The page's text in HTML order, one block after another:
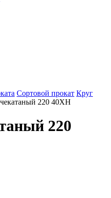
Сортовой прокат Круг
220 40ХН
220